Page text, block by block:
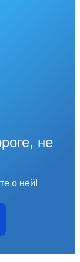
не
о ней!